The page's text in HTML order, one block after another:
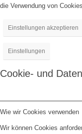
die Verwendung von
Einstellungen akzeptieren
Einstellungen
Cookie- und
Wie wir Cookies verwenden
Wir können Cookies